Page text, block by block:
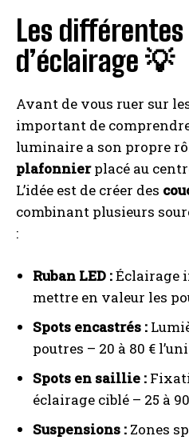
Les
d’éclairage 💡
Avant de vous ruer sur
important de
luminaire a son propre
plafonnierplacé au
L’idée est de créer des
combinant plusieurs
:
Ruban LED :Éclairage
mettre en valeur les
Spots encastrés :
poutres – 20 à 80 €
Spots en saillie :
éclairage ciblé – 25 à
Suspensions : Zones